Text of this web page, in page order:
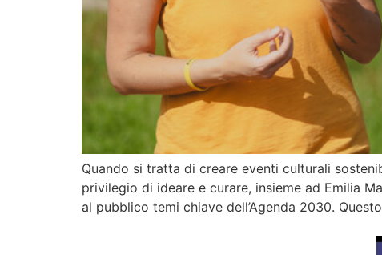
Quando si tratta di creare eventi culturali
privilegio di ideare e curare, insieme ad Emilia
al pubblico temi chiave dell’Agenda 2030.